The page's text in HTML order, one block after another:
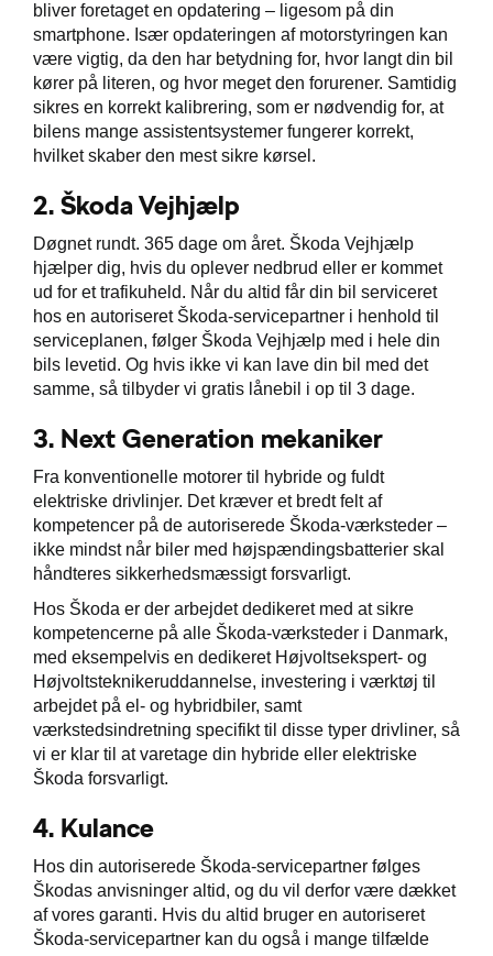
bliver foretaget en opdatering – ligesom på din
smartphone. Især opdateringen af motorstyringen kan
være vigtig, da den har betydning for, hvor langt din bil
kører på literen, og hvor meget den forurener. Samtidig
sikres en korrekt kalibrering, som er nødvendig for, at
bilens mange assistentsystemer fungerer korrekt,
hvilket skaber den mest sikre kørsel.
2. Škoda Vejhjælp
Døgnet rundt. 365 dage om året. Škoda Vejhjælp
hjælper dig, hvis du oplever nedbrud eller er kommet
ud for et trafikuheld. Når du altid får din bil serviceret
hos en autoriseret Škoda-servicepartner i henhold til
serviceplanen, følger Škoda Vejhjælp med i hele din
bils levetid. Og hvis ikke vi kan lave din bil med det
samme, så tilbyder vi gratis lånebil i op til 3 dage.
3. Next Generation mekaniker
Fra konventionelle motorer til hybride og fuldt
elektriske drivlinjer. Det kræver et bredt felt af
kompetencer på de autoriserede Škoda-værksteder –
ikke mindst når biler med højspændingsbatterier skal
håndteres sikkerhedsmæssigt forsvarligt.
Hos Škoda er der arbejdet dedikeret med at sikre
kompetencerne på alle Škoda-værksteder i Danmark,
med eksempelvis en dedikeret Højvoltsekspert- og
Højvoltsteknikeruddannelse, investering i værktøj til
arbejdet på el- og hybridbiler, samt
værkstedsindretning specifikt til disse typer drivliner, så
vi er klar til at varetage din hybride eller elektriske
Škoda forsvarligt.
4. Kulance
Hos din autoriserede Škoda-servicepartner følges
Škodas anvisninger altid, og du vil derfor være dækket
af vores garanti. Hvis du altid bruger en autoriseret
Škoda-servicepartner kan du også i mange tilfælde